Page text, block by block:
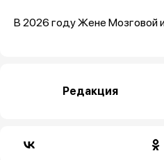
В 2026 году Жене Мозговой
Редакция